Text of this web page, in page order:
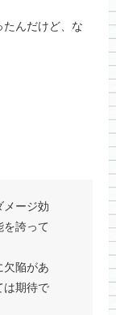
たんだけど、な
メージ効
誇って
欠陥があ
は期待で